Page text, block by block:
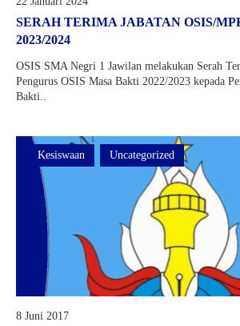
KEAMANAN
KANTIN
SENI
TAEKWONDO
KARATE
VOLLY
BASKET
FUTSAL
KIrSTIK (Karya Ilmiah Remaja dan
HASIL SELEKSI AFIRMASI
PENDAFTARAN SPMB JALUR
HASIL SELEKSI PRESTASI AKADEMIK
JUKNIS SPMB 2026
STPJM SPMB 2026
SERAH TERIMA JABATAN OSIS/
2023/2024
OSIS SMA Negri 1 Jawilan melakukan Serah
Pengurus OSIS Masa Bakti 2022/2023 kepada
Bakti..
Kesiswaan Uncategorized
8 Juni 2017